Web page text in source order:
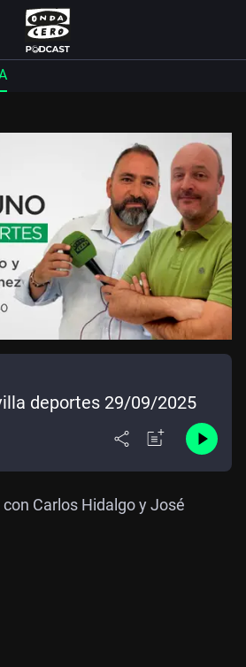
deportes 29/09/2025
Carlos Hidalgo y José